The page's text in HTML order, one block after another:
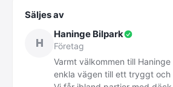
Säljes av
H
Haninge Bilpark
Företag
Varmt välkommen till Haninge
enkla vägen till ett tryggt och